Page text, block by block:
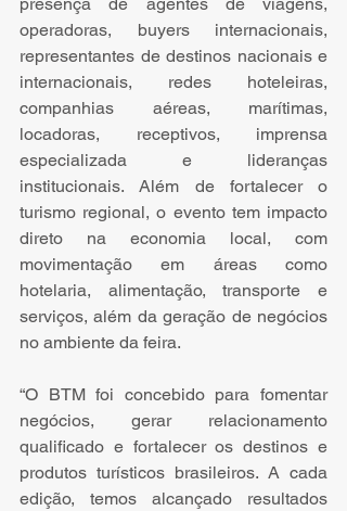
presença de agentes de viagens,
operadoras, buyers internacionais,
representantes de destinos nacionais e
internacionais, redes hoteleiras,
companhias aéreas, marítimas,
locadoras, receptivos, imprensa
especializada e lideranças
institucionais. Além de fortalecer o
turismo regional, o evento tem impacto
direto na economia local, com
movimentação em áreas como
hotelaria, alimentação, transporte e
serviços, além da geração de negócios
no ambiente da feira.
“O BTM foi concebido para fomentar
negócios, gerar relacionamento
qualificado e fortalecer os destinos e
produtos turísticos brasileiros. A cada
edição, temos alcançado resultados